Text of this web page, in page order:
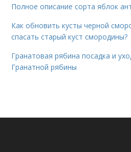
Полное описание сорта яблок
Как обновить кусты черной
спасать старый куст смородины?
Гранатовая рябина посадка и
Гранатной рябины